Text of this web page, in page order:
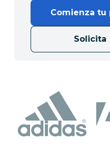
Comienza tu
Solicita